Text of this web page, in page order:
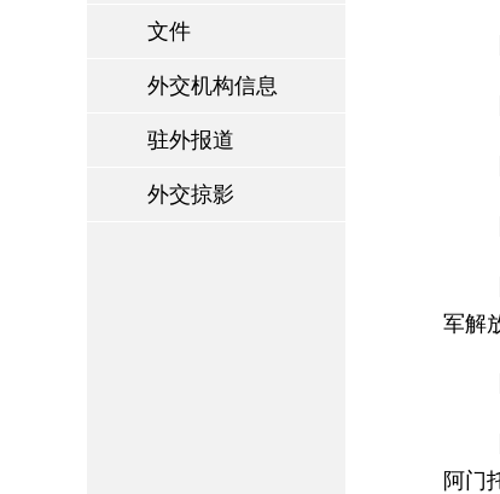
文件
外交机构信息
驻外报道
外交掠影
军解
阿门